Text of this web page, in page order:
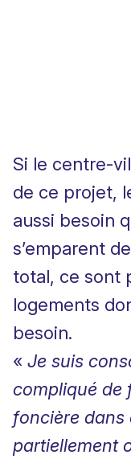
Si le centre-
de ce projet,
aussi besoin
s’emparent
total, ce sont
logements
besoin.
« Je suis
compliqué de
foncière dans
partiellement